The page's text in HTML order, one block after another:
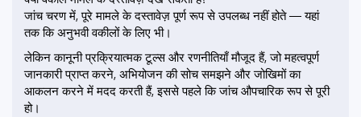
जांच चरण में, पूरे मामले के दस्तावेज़ पूर्ण रूप से उपलब्ध नहीं होते — यहां
तक कि अनुभवी वकीलों के लिए भी।
लेकिन कानूनी प्रक्रियात्मक टूल्स और रणनीतियाँ मौजूद हैं, जो महत्वपूर्ण
जानकारी प्राप्त करने, अभियोजन की सोच समझने और जोखिमों का
आकलन करने में मदद करती हैं, इससे पहले कि जांच औपचारिक रूप से पूरी
हो।